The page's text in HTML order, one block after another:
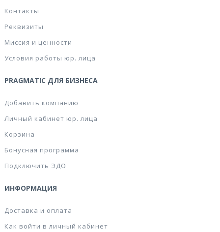
Контакты
Реквизиты
Миссия и ценности
Условия работы юр. лица
PRAGMATIC ДЛЯ БИЗНЕСА
Добавить компанию
Личный кабинет юр. лица
Корзина
Бонусная программа
Подключить ЭДО
ИНФОРМАЦИЯ
Доставка и оплата
Как войти в личный кабинет